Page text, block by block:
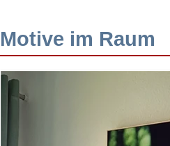
Motive im Raum